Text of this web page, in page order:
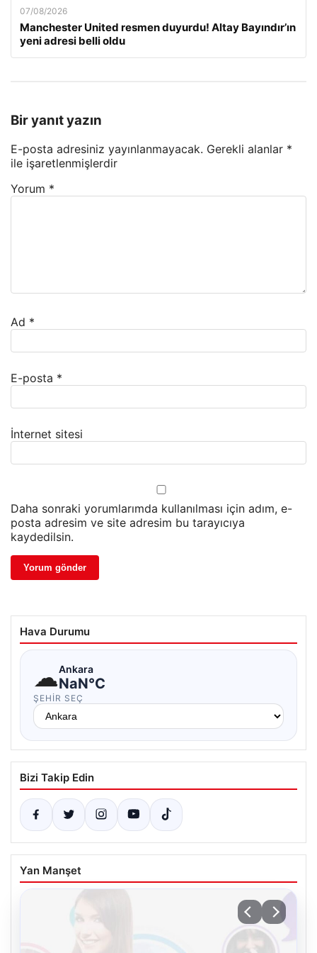
07/08/2026
Manchester United resmen duyurdu! Altay Bayındır’ın
yeni adresi belli oldu
Bir yanıt yazın
E-posta adresiniz yayınlanmayacak. Gerekli alanlar *
ile işaretlenmişlerdir
Yorum *
Ad *
E-posta *
İnternet sitesi
Daha sonraki yorumlarımda kullanılması için adım, e-
posta adresim ve site adresim bu tarayıcıya
kaydedilsin.
Hava Durumu
☁Ankara
NaN°C
ŞEHIR SEÇ
Bizi Takip Edin
Yan Manşet